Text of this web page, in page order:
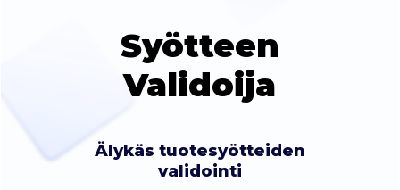
Syötteen
Validoija
Älykäs tuotesyötteiden
validointi